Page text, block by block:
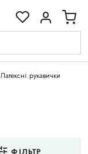
Латексні рукавички
ФІЛЬТР